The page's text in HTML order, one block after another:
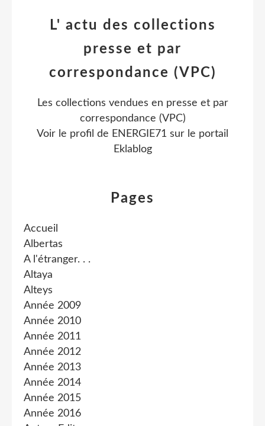
Pages
Accueil
Albertas
A l'étranger. . .
Altaya
Alteys
Année 2009
Année 2010
Année 2011
Année 2012
Année 2013
Année 2014
Année 2015
Année 2016
L' actu des collections
presse et par
correspondance (VPC)
Les collections vendues en presse et par
correspondance (VPC)
Voir le profil de ENERGIE71 sur le portail
Eklablog